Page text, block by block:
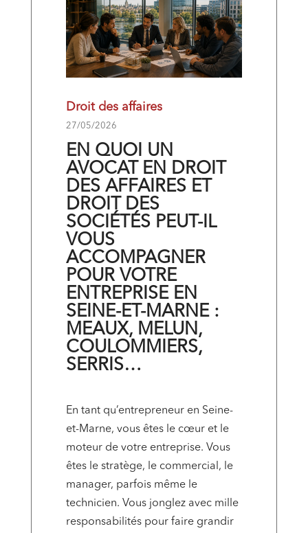
Droit des affaires
27/05/2026
EN QUOI UN
AVOCAT EN DROIT
DES AFFAIRES ET
DROIT DES
SOCIÉTÉS PEUT-IL
VOUS
ACCOMPAGNER
POUR VOTRE
ENTREPRISE EN
SEINE-ET-MARNE :
MEAUX, MELUN,
COULOMMIERS,
SERRIS…
En tant qu’entrepreneur en Seine-
et-Marne, vous êtes le cœur et le
moteur de votre entreprise. Vous
êtes le stratège, le commercial, le
manager, parfois même le
technicien. Vous jonglez avec mille
responsabilités pour faire grandir